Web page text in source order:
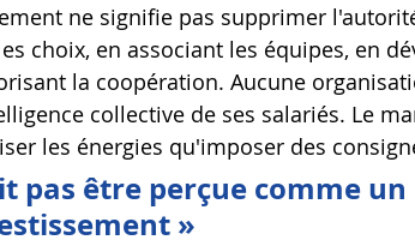
ne signifie pas supprimer
choix, en associant les équipes, en
la coopération. Aucune
collective de ses salariés. Le
les énergies qu'imposer des
pas être perçue comme
»